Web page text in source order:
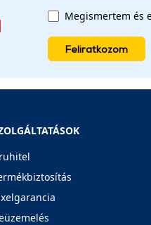
Megismertem és
Feliratkozom